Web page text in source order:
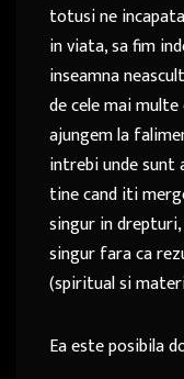
totusi ne
in viata, sa fim
inseamna
de cele mai
ajungem la
intrebi unde sunt
tine cand iti
singur in
singur fara ca
(spiritual si
Ea este posibila